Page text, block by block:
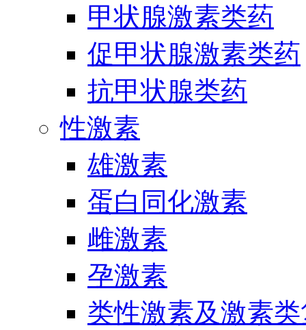
甲状腺激素类药
促甲状腺激素类药
抗甲状腺类药
性激素
雄激素
蛋白同化激素
雌激素
孕激素
类性激素及激素